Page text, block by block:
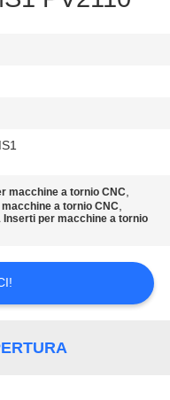
macchine a tornio CNC,
a tornio CNC,
Inserti per macchine a tornio